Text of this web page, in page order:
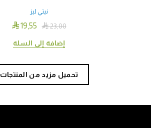
نيتي ليز

23٫00  19٫55
إضافة إلى السلة
تحميل مزيد من المنتجات